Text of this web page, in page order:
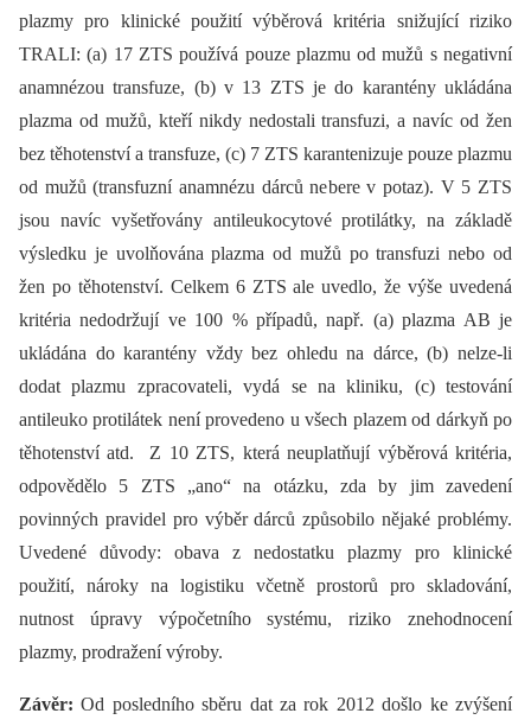
plazmy pro klinické použití výběrová kritéria snižující riziko
TRALI: (a) 17 ZTS používá pouze plazmu od mužů s negativní
anamnézou transfuze, (b) v 13 ZTS je do karantény ukládána
plazma od mužů, kteří nikdy nedostali transfuzi, a navíc od žen
bez těhotenství a transfuze, (c) 7 ZTS karantenizuje pouze plazmu
od mužů (transfuzní anamnézu dárců nebere v potaz). V 5 ZTS
jsou navíc vyšetřovány antileukocytové protilátky, na základě
výsledku je uvolňována plazma od mužů po transfuzi nebo od
žen po těhotenství. Celkem 6 ZTS ale uvedlo, že výše uvedená
kritéria nedodržují ve 100 % případů, např. (a) plazma AB je
ukládána do karantény vždy bez ohledu na dárce, (b) nelze-li
dodat plazmu zpracovateli, vydá se na kliniku, (c) testování
antileuko protilátek není provedeno u všech plazem od dárkyň po
těhotenství atd. Z 10 ZTS, která neuplatňují výběrová kritéria,
odpovědělo 5 ZTS „ano“ na otázku, zda by jim zavedení
povinných pravidel pro výběr dárců způsobilo nějaké problémy.
Uvedené důvody: obava z nedostatku plazmy pro klinické
použití, nároky na logistiku včetně prostorů pro skladování,
nutnost úpravy výpočetního systému, riziko znehodnocení
plazmy, prodražení výroby.
Závěr:Od posledního sběru dat za rok 2012 došlo ke zvýšení